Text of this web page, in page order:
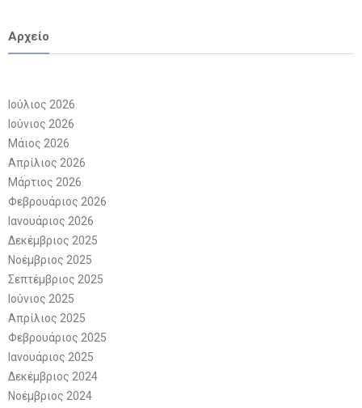
Αρχείο
Ιούλιος 2026
Ιούνιος 2026
Μάιος 2026
Απρίλιος 2026
Μάρτιος 2026
Φεβρουάριος 2026
Ιανουάριος 2026
Δεκέμβριος 2025
Νοέμβριος 2025
Σεπτέμβριος 2025
Ιούνιος 2025
Απρίλιος 2025
Φεβρουάριος 2025
Ιανουάριος 2025
Δεκέμβριος 2024
Νοέμβριος 2024